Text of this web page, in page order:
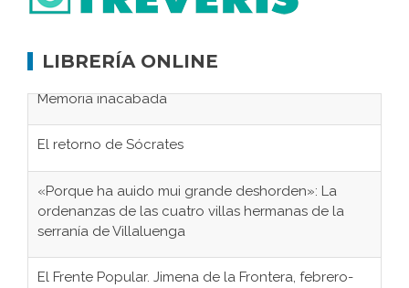
LIBRERÍA ONLINE
serranía de Villaluenga